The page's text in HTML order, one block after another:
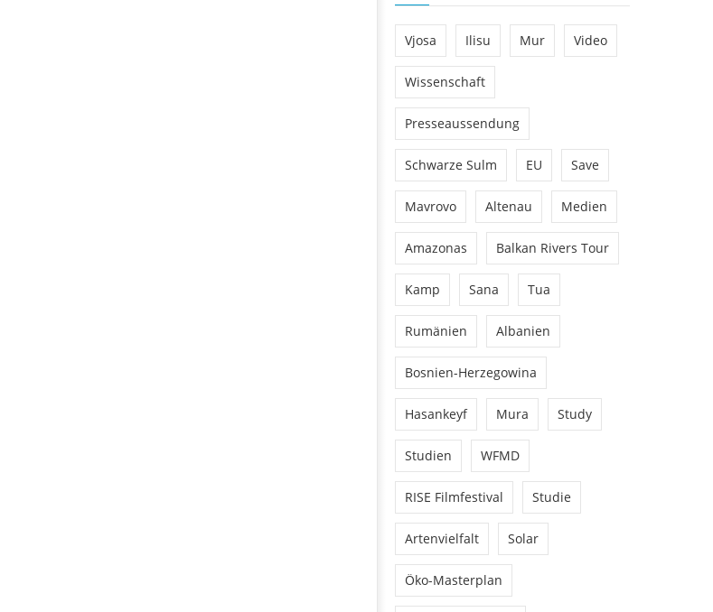
Vjosa Ilisu Mur Video
Wissenschaft
Presseaussendung
Schwarze Sulm EU Save
Mavrovo Altenau Medien
Amazonas Balkan Rivers Tour
Kamp Sana Tua
Rumänien Albanien
Bosnien-Herzegowina
Hasankeyf Mura Study
Studien WFMD
RISE Filmfestival Studie
Artenvielfalt Solar
Öko-Masterplan